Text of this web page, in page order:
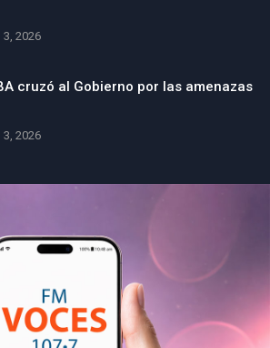
2026
cruzó al Gobierno por las amenazas
2026